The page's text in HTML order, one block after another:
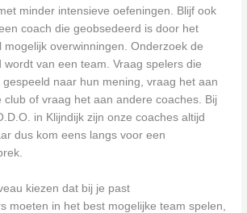
minder intensieve oefeningen. Blijf ook
coach die geobsedeerd is door het
mogelijk overwinningen. Onderzoek de
wordt van een team. Vraag spelers die
naar hun mening, vraag het aan
club of vraag het aan andere coaches. Bij
in Klijndijk zijn onze coaches altijd
dus kom eens langs voor een
kiezen dat bij je past
moeten in het best mogelijke team spelen,